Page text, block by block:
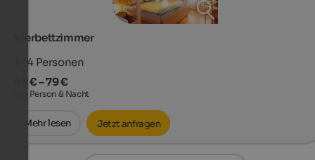
Vierbettzimmer
1 - 4 Personen
49 € – 79 €
pro Person & Nacht
Mehr lesen Jetzt anfragen